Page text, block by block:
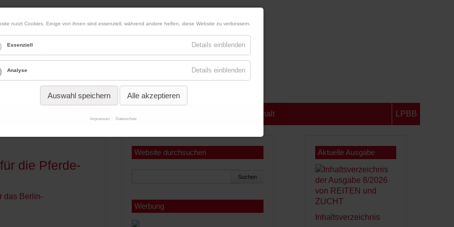
Werbung
Ausschreibungen Sachsen-Anhalt LPBB
die Pferde-
Website durchsuchen
Suchen
Werbung
Aktuelle Ausgabe
Inhaltsverzeichnis
nutzt Cookies. Einige von ihnen sind essenziell, während andere helfen, diese Website zu verbessern.
Essenziell Details einblenden
Analyse Details einblenden
Auswahl speichern Alle akzeptieren
Impressum Datenschutz